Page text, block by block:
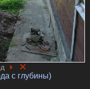
с глубины)